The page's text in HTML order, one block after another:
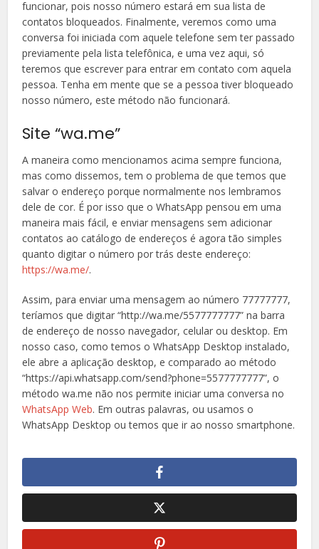
funcionar, pois nosso número estará em sua lista de
contatos bloqueados. Finalmente, veremos como uma
conversa foi iniciada com aquele telefone sem ter passado
previamente pela lista telefônica, e uma vez aqui, só
teremos que escrever para entrar em contato com aquela
pessoa. Tenha em mente que se a pessoa tiver bloqueado
nosso número, este método não funcionará.
Site “wa.me”
A maneira como mencionamos acima sempre funciona,
mas como dissemos, tem o problema de que temos que
salvar o endereço porque normalmente nos lembramos
dele de cor. É por isso que o WhatsApp pensou em uma
maneira mais fácil, e enviar mensagens sem adicionar
contatos ao catálogo de endereços é agora tão simples
quanto digitar o número por trás deste endereço:
https://wa.me/.
Assim, para enviar uma mensagem ao número 77777777,
teríamos que digitar “http://wa.me/5577777777” na barra
de endereço de nosso navegador, celular ou desktop. Em
nosso caso, como temos o WhatsApp Desktop instalado,
ele abre a aplicação desktop, e comparado ao método
“https://api.whatsapp.com/send?phone=5577777777”, o
método wa.me não nos permite iniciar uma conversa no
WhatsApp Web. Em outras palavras, ou usamos o
WhatsApp Desktop ou temos que ir ao nosso smartphone.